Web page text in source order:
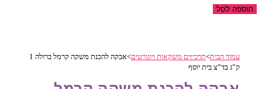
אבקה
קרמל
הוספה לסל
עמוד הבית>תרכיזים משקאות ויוגורטים>
אבקה להכנת משקה קרמל ברולה 1
ק”ג בד”צ בית יוסף